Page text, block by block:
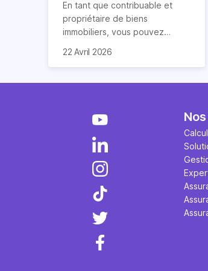
En tant que contribuable et
propriétaire de biens
immobiliers, vous pouvez
imposition en optimisant votre
nombreuses méthodes légales
notre article.
22 Avril 2026